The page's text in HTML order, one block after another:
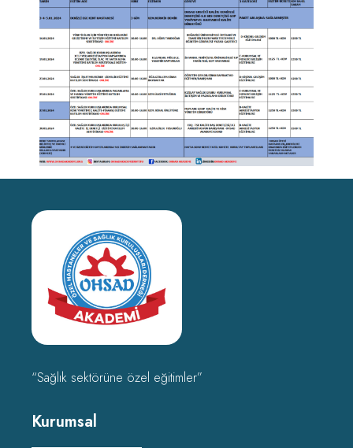
“Sağlık sektörüne özel eğitimler”
Kurumsal